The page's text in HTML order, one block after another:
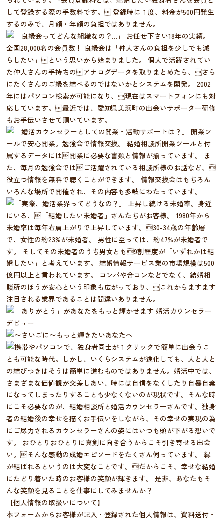
【個人情報の取扱いについて】
本フォームからお客様が記入・登録された個人情報は、資料送付・